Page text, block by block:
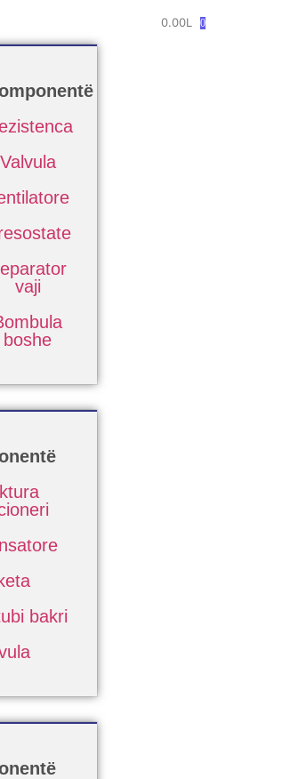
Valvula
vaji
boshe
bakri
0.00L 0